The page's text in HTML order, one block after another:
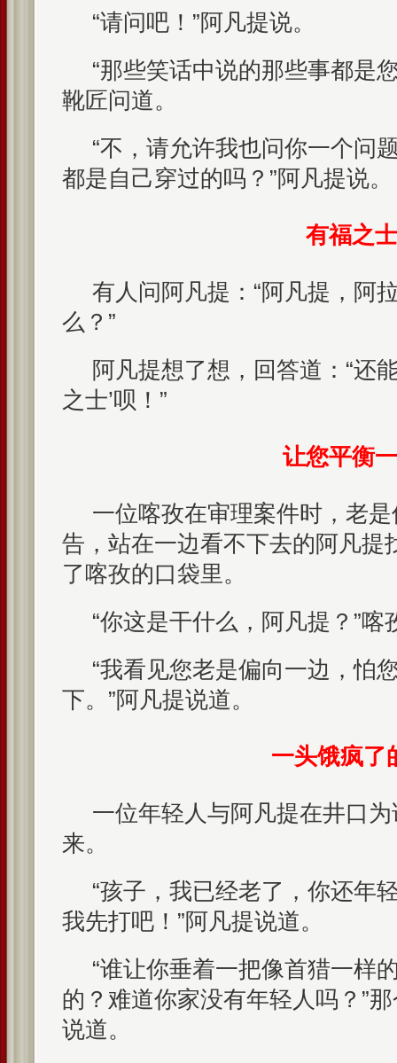
“请问吧！”阿凡提说。
“那些笑话中说的那些事都是
靴匠问道。
“不，请允许我也问你一个问
都是自己穿过的吗？”阿凡提说。
有福之士
有人问阿凡提：“阿凡提，阿
么？”
阿凡提想了想，回答道：“还
之士’呗！”
让您平衡
一位喀孜在审理案件时，老
告，站在一边看不下去的阿凡提
了喀孜的口袋里。
“你这是干什么，阿凡提？”喀
“我看见您老是偏向一边，怕
下。”阿凡提说道。
一头饿疯了
一位年轻人与阿凡提在井口
来。
“孩子，我已经老了，你还年
我先打吧！”阿凡提说道。
“谁让你垂着一把像首猎一样
的？难道你家没有年轻人吗？”
说道。